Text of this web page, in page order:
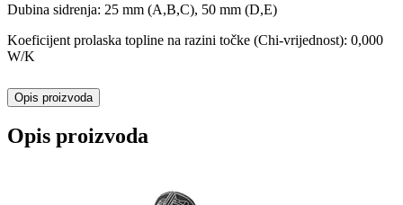
Dubina sidrenja: 25 mm (A,B,C), 50 mm (D,E)
Koeficijent prolaska topline na razini točke (Chi-vrijednost): 0,000
W/K
Opis proizvoda
Opis proizvoda